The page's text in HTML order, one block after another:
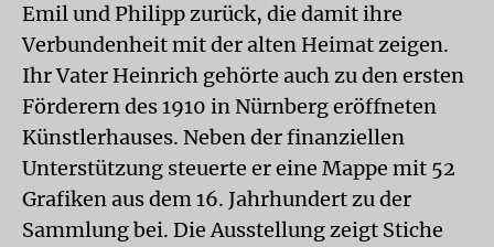
Emil und Philipp zurück, die damit ihre
Verbundenheit mit der alten Heimat zeigen.
Ihr Vater Heinrich gehörte auch zu den ersten
Förderern des 1910 in Nürnberg eröffneten
Künstlerhauses. Neben der finanziellen
Unterstützung steuerte er eine Mappe mit 52
Grafiken aus dem 16. Jahrhundert zu der
Sammlung bei. Die Ausstellung zeigt Stiche